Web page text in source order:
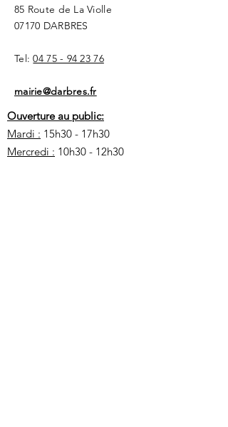
85 Route de La Violle
07170 DARBRES
Tel:04 75 - 94 23 76
mairie@darbres.fr
Ouverture au public:
Mardi : 15h30 - 17h30
Mercredi : 10h30 - 12h30